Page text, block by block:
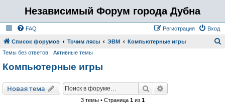
Независимый Форум города Дубна
FAQ Вход
Регистрация
Список форумов Точим лясы ЭВМ Компьютерные игры
Темы без ответов Активные темы
Компьютерные игры
Новая тема Поиск
3 темы • Страница 1из 1